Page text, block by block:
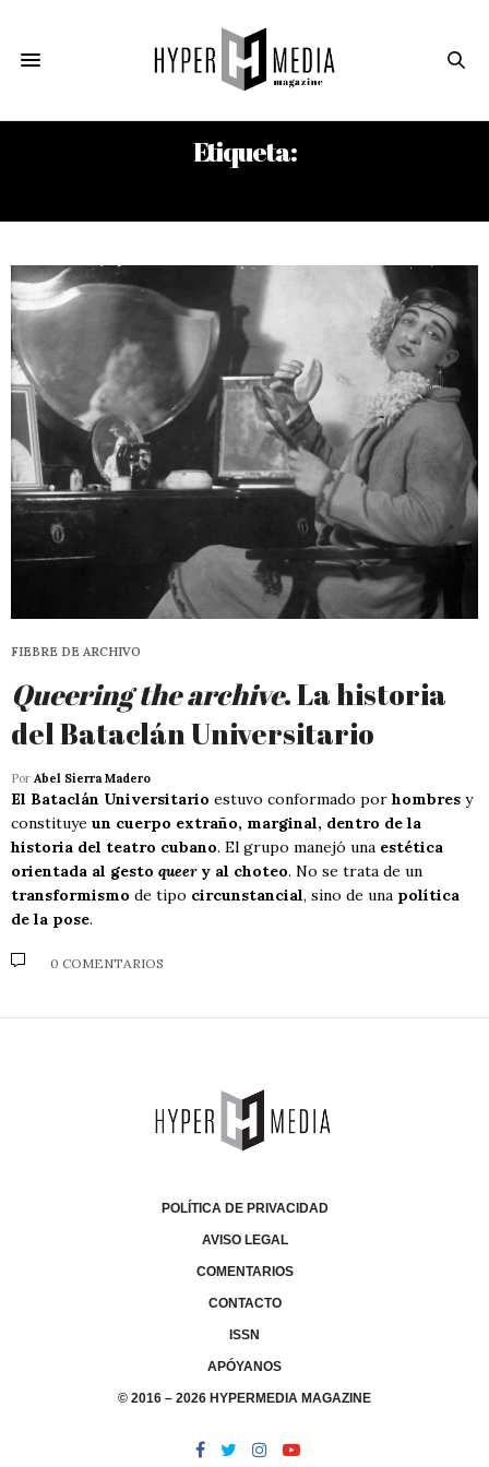
Etiqueta:
FIEBRE DE ARCHIVO
Queering the archive. La historia
del Bataclán Universitario
Por Abel Sierra Madero
El Bataclán Universitario estuvo conformado por hombres y
constituye un cuerpo extraño, marginal, dentro de la
historia del teatro cubano. El grupo manejó una estética
orientada al gesto queery al choteo. No se trata de un
transformismo de tipo circunstancial, sino de una política
de la pose.
0 COMENTARIOS
POLÍTICA DE PRIVACIDAD
AVISO LEGAL
COMENTARIOS
CONTACTO
ISSN
APÓYANOS
© 2016 – 2026 HYPERMEDIA MAGAZINE